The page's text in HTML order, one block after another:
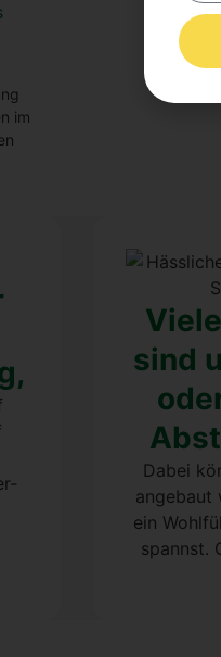
im
sind
Dabei
ange­baut
ein
spannst.